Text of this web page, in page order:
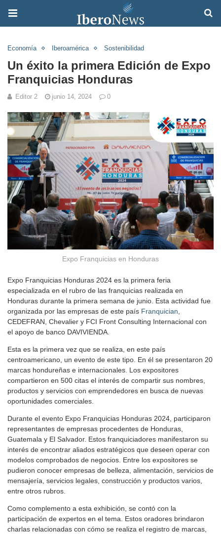
Economía Iberoamérica Sostenibilidad
Un éxito la primera Edición de Expo
Franquicias Honduras
Editor 2 junio 14, 2024 0
Expo Franquicias en Honduras
Expo Franquicias Honduras 2024 es la primera feria
especializada en el rubro de las franquicias realizada en
Honduras durante la primera semana de junio. Esta actividad fue
organizada por las empresas de este país Franquician
CEDEFRAN, Chevalier y FCI Front Consulting Internacional con
el apoyo de banco DAVIVIENDA.
Esta es la primera vez que se realiza, en este país
centroamericano, un evento de este tipo. En él se presentaron 20
marcas hondureñas e internacionales. Los expositores
compartieron en 500 citas el interés de compartir sus nombres,
productos y servicios con emprendedores en busca de nuevas
oportunidades comerciales.
Durante el evento Expo Franquicias Honduras 2024, participaron
representantes de empresas procedentes de Honduras,
Guatemala y El Salvador. Estos franquiciadores manifestaron su
interés de encontrar aliados estratégicos que deseen operar con
modelos comprobados de negocios. Entre los expositores se
pudieron conocer empresas de belleza, alimentación, servicios de
mensajería, servicios legales, construcción y productos varios,
entre otros rubros.
Como complemento a esta exhibición, se contó con la
participación de expertos en el tema. Estos oradores brindaron
charlas relacionadas con cómo se realiza el registro de marcas,